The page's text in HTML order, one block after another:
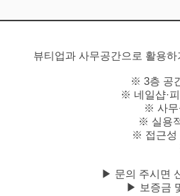
뷰티업과 사무공간으로 활용
※ 3층 공
※ 네일샵·
※ 사무
※ 실용
※ 접근성
▶ 문의 주시면
▶ 보증금